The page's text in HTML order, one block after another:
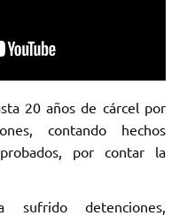
20 años de cárcel por
contando hechos
por contar la
detenciones,